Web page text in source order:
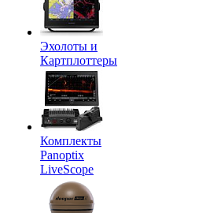
Эхолоты и
Картплоттеры
Комплекты
Panoptix
LiveScope